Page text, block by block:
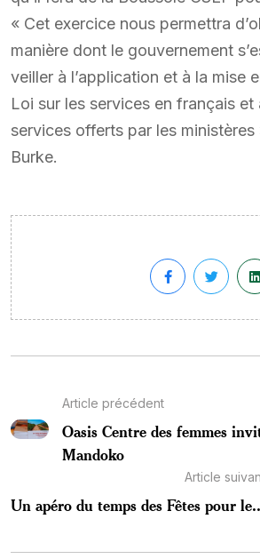
« Cet exercice nous permettra
manière dont le gouvernement
veiller à l’application et à la mise
Loi sur les services en français et
services offerts par les
Burke.
Article précédent
Oasis Centre des femmes
Mandoko
Article
Un apéro du temps des Fêtes pour